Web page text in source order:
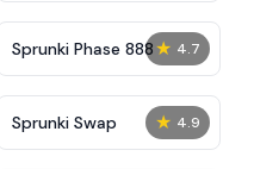
★ 4.7
Sprunki Phase 888
★ 4.9
Sprunki Swap